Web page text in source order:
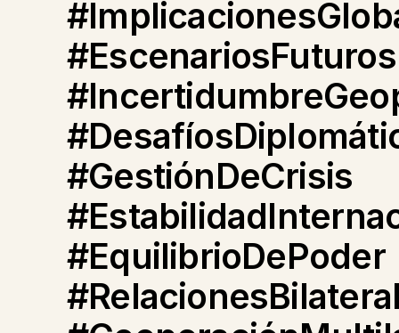
#EscenariosFuturos
#GestiónDeCrisis
#EquilibrioDePoder